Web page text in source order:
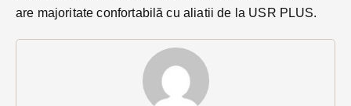
are majoritate confortabilă cu aliatii de la USR PLUS.